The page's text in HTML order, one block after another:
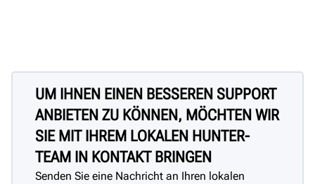
UM IHNEN EINEN BESSEREN SUPPORT
ANBIETEN ZU KÖNNEN, MÖCHTEN WIR
SIE MIT IHREM LOKALEN HUNTER-
TEAM IN KONTAKT BRINGEN
Senden Sie eine Nachricht an Ihren lokalen